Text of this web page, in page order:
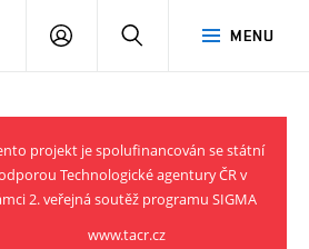
MENU
PŘIHLÁSIT
projekt je spolufinancován se státní
Technologické agentury ČR v
2. veřejná soutěž programu SIGMA
www.tacr.cz